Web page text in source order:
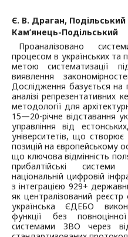
Є. В. Драган,
Кам’янець-Подільський
Проаналізовано
процесом в українських та
метою систематизації
виявлення
Дослідження базується на
аналізі репрезентативних
методології для
15—20-річне відставання
управління від
університетів, що
позицій на європейському
що ключова відмінність
прибалтійські
національній цифровій
з інтеграцією 929+
як централізований реєстр
українська ЄДЕБО
функції без
системами ЗВО через